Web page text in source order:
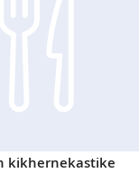
kikhernekastike